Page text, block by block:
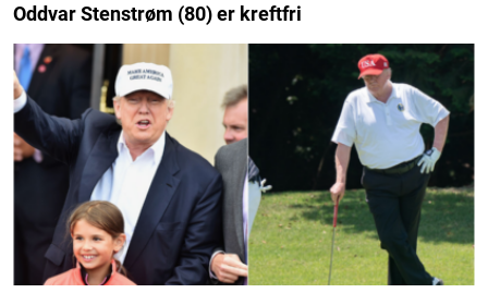
Oddvar Stenstrøm (80) er kreftfri